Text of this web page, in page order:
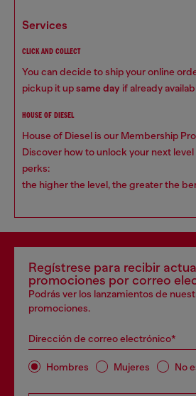
services
CLICK AND COLLECT
You can decide to ship your online
pickup it upsame day if already
HOUSE OF DIESEL
House of Diesel is our Membership
Discover how to unlock your next
perks:
the higher the level, the greater the
Regístrese para recibir
promociones por correo
Podrás ver los lanzamientos de
promociones.
Dirección de correo electrónico*
Hombres Mujeres No